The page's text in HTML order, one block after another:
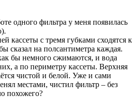
одного фильтра у меня появилась
кассеты с тремя губками сходятся к
сказал на полсантиметра каждая.
бы немного сжимаются, и вода
а по периметру кассеты. Верхняя
чистой и белой. Уже и сами
местами, чистил фильтр – без
похожего?